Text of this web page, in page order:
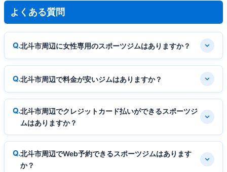
よくある質問
北斗市周辺に女性専用のスポーツジムはありますか？
北斗市周辺で料金が安いジムはありますか？
北斗市周辺でクレジットカード払いができるスポーツジ
ムはありますか？
北斗市周辺でWeb予約できるスポーツジムはあります
か？